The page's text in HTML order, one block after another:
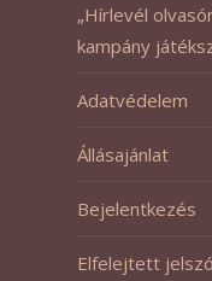
„Hírlevél
kampány
Adatvédelem
Állásajánlat
Bejelentkezés
Elfelejtett jelszó